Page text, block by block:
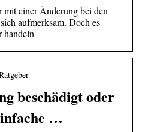
mit einer Änderung bei den
aufmerksam. Doch es
handeln
beschädigt oder
…